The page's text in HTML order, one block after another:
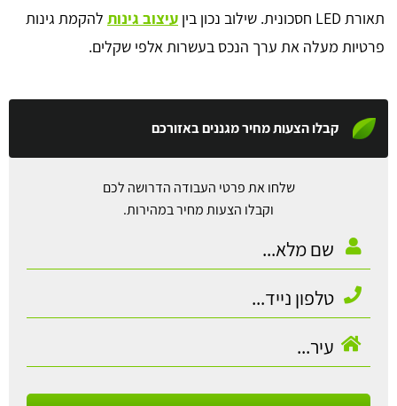
תאורת LED חסכונית. שילוב נכון בין
עיצוב גינות להקמת גינות
פרטיות מעלה את ערך הנכס בעשרות אלפי שקלים.
קבלו הצעות מחיר מגננים באזורכם
שלחו את פרטי העבודה הדרושה לכם
וקבלו הצעות מחיר במהירות.